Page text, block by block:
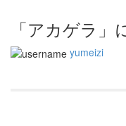
「アカゲラ
yumeizi